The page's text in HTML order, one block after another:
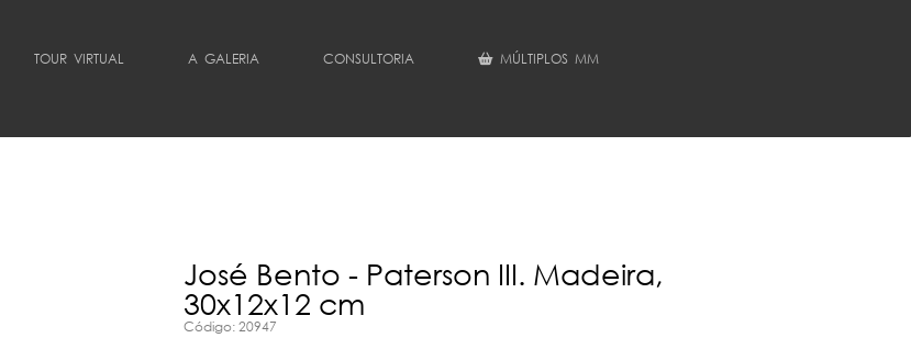
TOUR VIRTUAL A GALERIA CONSULTORIA MÚLTIPLOS MM
José Bento - Paterson III. Madeira,
30x12x12 cm
Código: 20947